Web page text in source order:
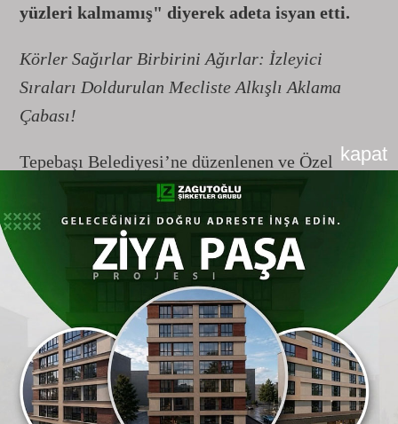
kapat
yüzleri kalmamış" diyerek adeta isyan etti.
Körler Sağırlar Birbirini Ağırlar: İzleyici
Sıraları Doldurulan Mecliste Alkışlı Aklama
Çabası!
Tepebaşı Belediyesi’ne düzenlenen ve Özel
Kalem Müdürü dahil üst düzey bürokratların
yoksulun rızkı olan aşevi yardımlarını satmaktan
tutuklandığı rüşvet operasyonunun ardından
toplanan ilk meclis,tam bir kurgu şovuna sahne
oldu.
Yandaş medyanın "Başkan Ataç mecliste
alkışlarla karşılandı" başlığıyla servis ettiği
kurmaca sevinç haberleri, Eskişehirhalkının
sosyal medyadaki tokat gibi yorumlarıyla yerle
bir oldu.